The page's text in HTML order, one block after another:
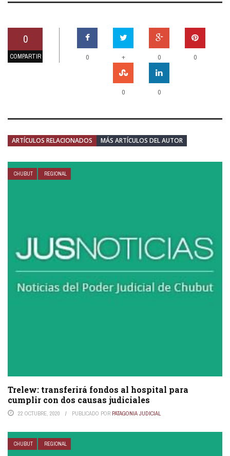
0
COMPARTIR 0 + 0 0
0 0
ARTÍCULOS RELACIONADOS MÁS ARTÍCULOS DEL AUTOR
CHUBUT REGIONAL
Trelew: transferirá fondos al hospital para
cumplir con dos causas judiciales
22 OCTUBRE, 2020 PUBLICADO POR PATAGONIA JUDICIAL
CHUBUT REGIONAL